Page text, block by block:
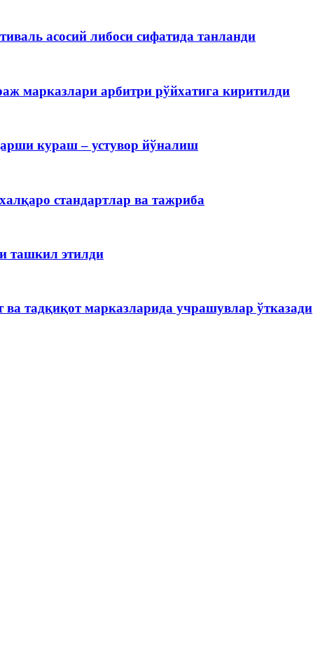
асосий либоси сифатида танланди
марказлари арбитри рўйхатига киритилди
кураш – устувор йўналиш
стандартлар ва тажриба
ташкил этилди
ва тадқиқот марказларида учрашувлар ўтказади